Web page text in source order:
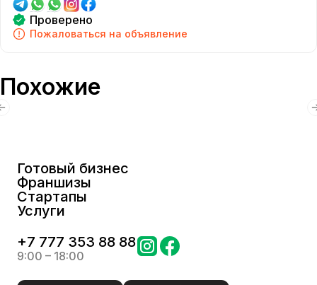
Проверено
Пожаловаться на объявление
Похожие
Готовый бизнес
Франшизы
Стартапы
Услуги
+7 777 353 88 88
9:00 – 18:00